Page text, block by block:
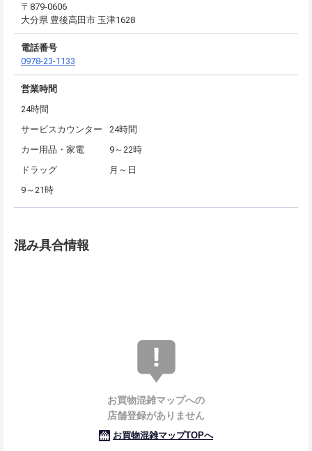
〒879-0606
大分県 豊後高田市 玉津1628
電話番号
0978-23-1133
営業時間
24時間
サービスカウンター
24時間
カー用品・家電
9～22時
ドラッグ
月～日
9～21時
混み具合情報